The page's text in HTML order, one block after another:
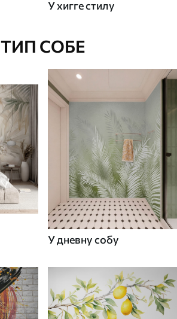
У хигге стилу
ТИП СОБЕ
У дневну собу